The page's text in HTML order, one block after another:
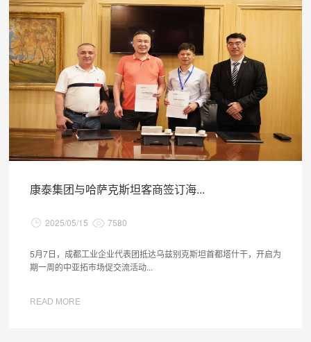
康泰集团与哈萨克斯坦客商签订海...
2025/05/15 7580
5月7日，成都工业企业代表团抵达乌兹别克斯坦首都塔什干，开启为
期一周的中亚拓市场促交流活动...
READ MORE